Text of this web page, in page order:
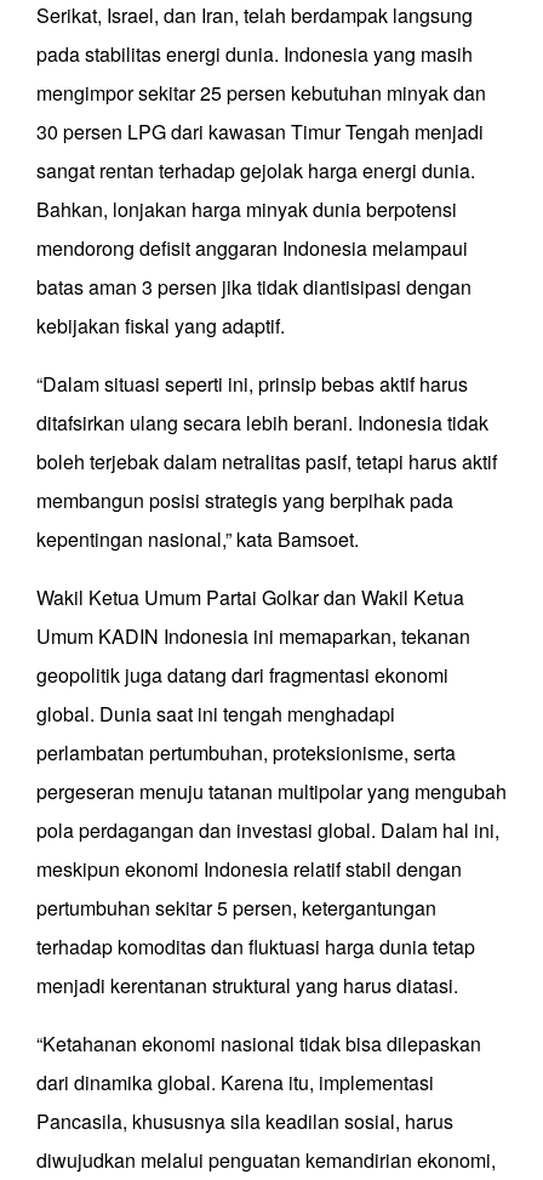
Serikat, Israel, dan Iran, telah berdampak langsung
pada stabilitas energi dunia. Indonesia yang masih
mengimpor sekitar 25 persen kebutuhan minyak dan
30 persen LPG dari kawasan Timur Tengah menjadi
sangat rentan terhadap gejolak harga energi dunia.
Bahkan, lonjakan harga minyak dunia berpotensi
mendorong defisit anggaran Indonesia melampaui
batas aman 3 persen jika tidak diantisipasi dengan
kebijakan fiskal yang adaptif.
“Dalam situasi seperti ini, prinsip bebas aktif harus
ditafsirkan ulang secara lebih berani. Indonesia tidak
boleh terjebak dalam netralitas pasif, tetapi harus aktif
membangun posisi strategis yang berpihak pada
kepentingan nasional,” kata Bamsoet.
Wakil Ketua Umum Partai Golkar dan Wakil Ketua
Umum KADIN Indonesia ini memaparkan, tekanan
geopolitik juga datang dari fragmentasi ekonomi
global. Dunia saat ini tengah menghadapi
perlambatan pertumbuhan, proteksionisme, serta
pergeseran menuju tatanan multipolar yang mengubah
pola perdagangan dan investasi global. Dalam hal ini,
meskipun ekonomi Indonesia relatif stabil dengan
pertumbuhan sekitar 5 persen, ketergantungan
terhadap komoditas dan fluktuasi harga dunia tetap
menjadi kerentanan struktural yang harus diatasi.
“Ketahanan ekonomi nasional tidak bisa dilepaskan
dari dinamika global. Karena itu, implementasi
Pancasila, khususnya sila keadilan sosial, harus
diwujudkan melalui penguatan kemandirian ekonomi,